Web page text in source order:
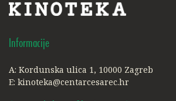
Informacije
A: Kordunska ulica 1, 10000 Zagreb
E: kinoteka@centarcesarec.hr